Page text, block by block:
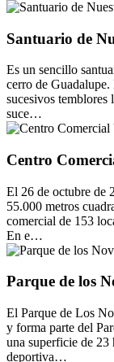
Santuario de
Es un sencillo
cerro de
sucesivos temblores
suce…
Centro
El 26 de octubre de
55.000 metros
comercial de 153
En e…
Parque de los
El Parque de Los
y forma parte del
una superficie de 23
deportiva…